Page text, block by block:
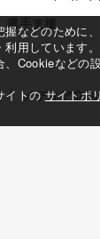
選手支援
メディア立
などのために
用しています。
Cookieなどの
イトの サイトポ